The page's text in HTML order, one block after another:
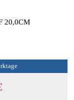
20,0CM